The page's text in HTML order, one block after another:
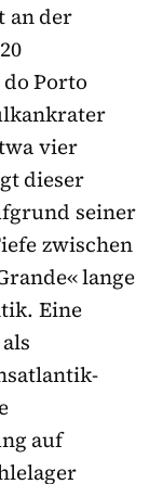
an der
Porto
vier
dieser
seiner
zwischen
lange
Eine
auf